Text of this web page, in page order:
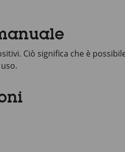
Ciò significa che è